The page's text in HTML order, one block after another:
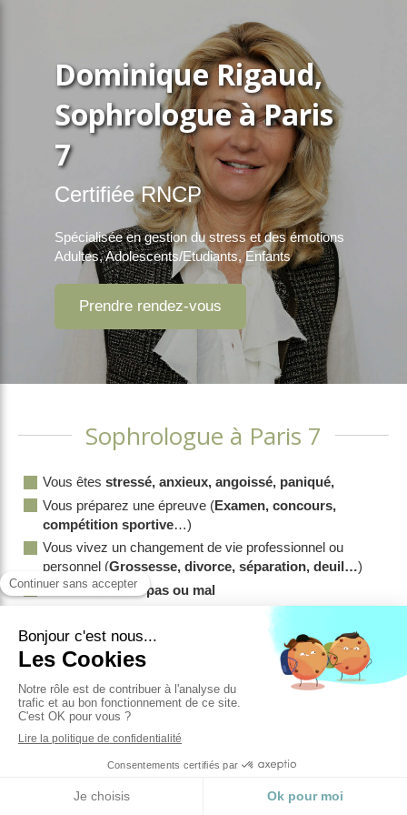
Dominique Rigaud,
Sophrologue à Paris
7
Certifiée RNCP
Spécialisée en gestion du stress et des émotions
Adultes, Adolescents/Etudiants, Enfants
Prendre rendez-vous
Sophrologue à Paris 7
Vous êtes stressé, anxieux, angoissé, paniqué,
Vous préparez une épreuve (Examen, concours,
compétition sportive…)
Vous vivez un changement de vie professionnel ou
personnel (Grossesse, divorce, séparation, deuil…)
Vous nedormez pas ou mal
Vous n’avez plusconfiance en vous
Vous souhaitez être accompagné dans le cadre d’une
maladie ou d’un traitement médical sans s’y substituer
(Fibromyalgie, Cancer, Maladie de Ménières,
Acouphènes…
Vous souhaitez être aidé pour
Vous souffrez d’unephobie(Peur de prendre l’avion, peur
Vous souffrez d’un
trouble du comportement …..